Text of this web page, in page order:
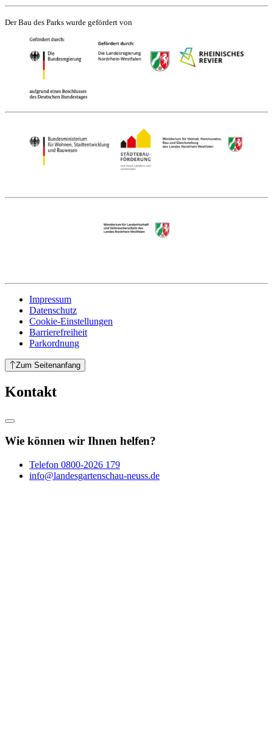
Der Bau des Parks wurde gefördert von
Impressum
Datenschutz
Cookie-Einstellungen
Barrierefreiheit
Parkordnung
Zum Seitenanfang
Kontakt
Wie können wir Ihnen helfen?
Telefon 0800-2026 179
info@landesgartenschau-neuss.de